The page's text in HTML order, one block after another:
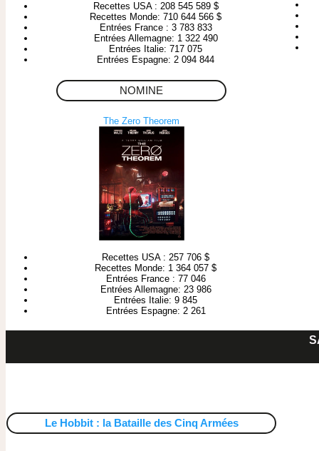
Recettes USA : 208 545 589 $
Recettes Monde: 710 644 566 $
Entrées France : 3 783 833
Entrées Allemagne: 1 322 490
Entrées Italie: 717 075
Entrées Espagne: 2 094 844
NOMINE
The Zero Theorem
Recettes USA : 257 706 $
Recettes Monde: 1 364 057 $
Entrées France : 77 046
Entrées Allemagne: 23 986
Entrées Italie: 9 845
Entrées Espagne: 2 261
Le Hobbit : la Bataille des Cinq Armées